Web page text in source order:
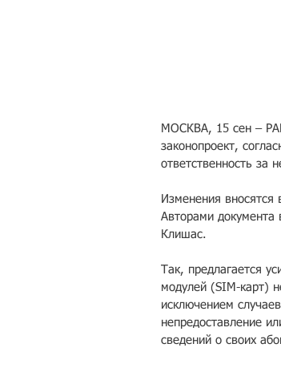
МОСКВА, 15 сен –
законопроект,
ответственность за
Изменения
Авторами
Клишас.
Так, предлагается
модулей (SIM-карт)
исключением
непредоставление
сведений о своих